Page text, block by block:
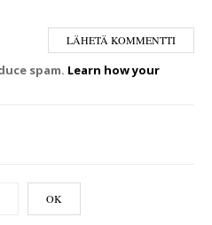
spam. Learn how your